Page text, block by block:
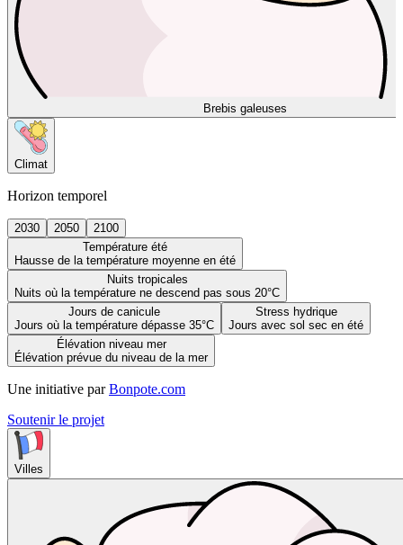
Brebis galeuses
Climat
Horizon temporel
2030 2050
2100
Température été
Hausse de la température moyenne en été
Nuits tropicales
Nuits où la température ne descend pas sous 20°C
Jours de canicule
Jours où la température dépasse 35°C
Stress hydrique
Jours avec sol sec en été
Élévation niveau mer
Élévation prévue du niveau de la mer
Une initiative par Bonpote.com
Soutenir le projet
Villes